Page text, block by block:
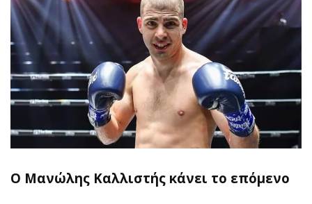
Ο Μανώλης Καλλιστής κάνει το επόμενο